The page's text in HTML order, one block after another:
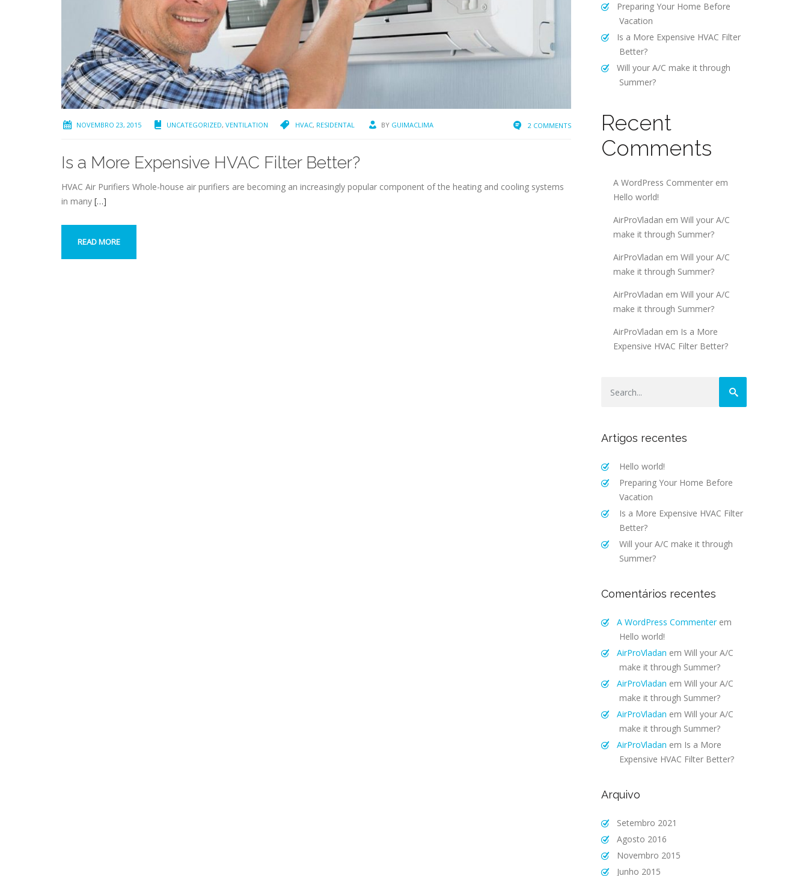
NOVEMBRO 23, 2015 UNCATEGORIZED, VENTILATION HVAC, RESIDENTAL BY GUIMACLIMA 2 COMMENTS
Is a More Expensive HVAC Filter Better?
HVAC Air Purifiers Whole-house air purifiers are becoming an increasingly popular component of the heating and cooling systems
in many […]
READ MORE
Preparing Your Home Before
Vacation
Is a More Expensive HVAC Filter
Better?
Will your A/C make it through
Summer?
Recent
Comments
A WordPress Commenterem
Hello world!
AirProVladan em Will your A/C
make it through Summer?
AirProVladan em Will your A/C
make it through Summer?
AirProVladan em Will your A/C
make it through Summer?
AirProVladan em Is a More
Expensive HVAC Filter Better?
Artigos recentes
Hello world!
Preparing Your Home Before
Vacation
Is a More Expensive HVAC Filter
Better?
Will your A/C make it through
Summer?
Comentários recentes
A WordPress Commenterem
Hello world!
AirProVladan emWill your A/C
make it through Summer?
AirProVladan emWill your A/C
make it through Summer?
AirProVladan emWill your A/C
make it through Summer?
AirProVladan em Is a More
Expensive HVAC Filter Better?
Arquivo
Setembro 2021
Agosto 2016
Novembro 2015
Junho 2015